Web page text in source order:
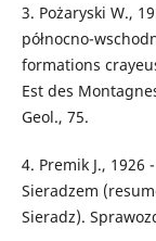
3. Pożaryski W.,
północno-
formations
Est des
Geol., 75.
4. Premik J.,
Sieradzem
Sieradz).